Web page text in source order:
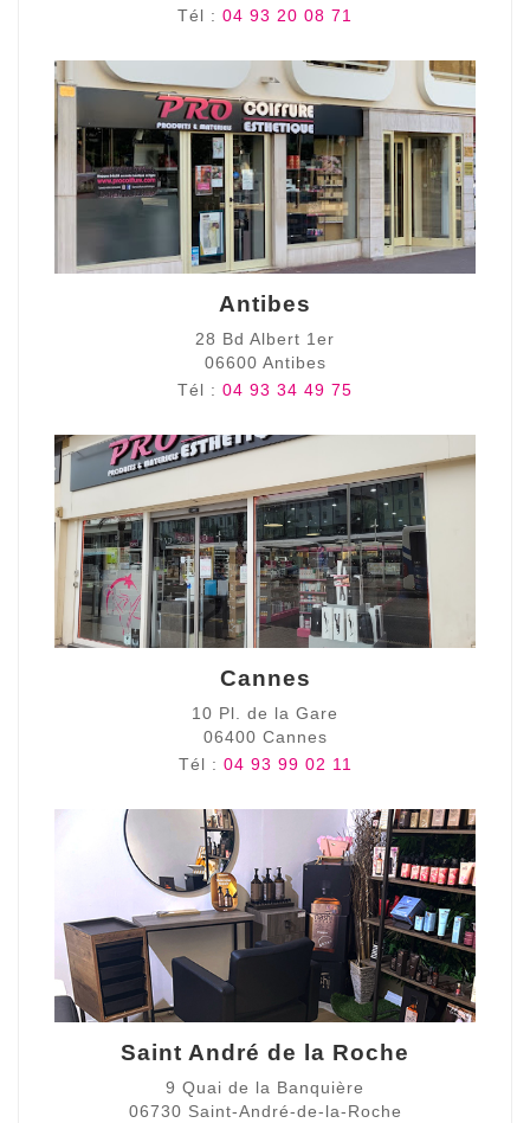
Tél : 04 93 20 08 71
Antibes
28 Bd Albert 1er
06600 Antibes
Tél : 04 93 34 49 75
Cannes
10 Pl. de la Gare
06400 Cannes
Tél : 04 93 99 02 11
Saint André de la Roche
9 Quai de la Banquière
06730 Saint-André-de-la-Roche